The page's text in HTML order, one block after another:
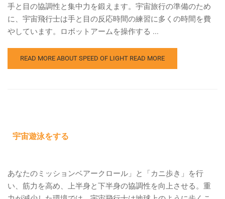
手と目の協調性と集中力を鍛えます。宇宙旅行の準備のため
に、宇宙飛行士は手と目の反応時間の練習に多くの時間を費
やしています。ロボットアームを操作する ...
READ MORE ABOUT SPEED OF LIGHT READ MORE
宇宙遊泳をする
あなたのミッションベアークロール」と「カニ歩き」を行
い、筋力を高め、上半身と下半身の協調性を向上させる。重